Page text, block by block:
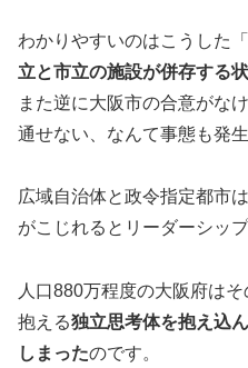
わかりやすいのはこうした
立と市立の施設が併存する
また逆に大阪市の合意がな
通せない、なんて事態も発生
広域自治体と政令指定都市
がこじれるとリーダーシッ
人口880万程度の大阪府は
抱える独立思考体を抱え込
しまったのです。